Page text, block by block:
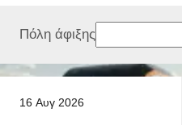
16 Αυγ 2026
Πόλη άφιξης